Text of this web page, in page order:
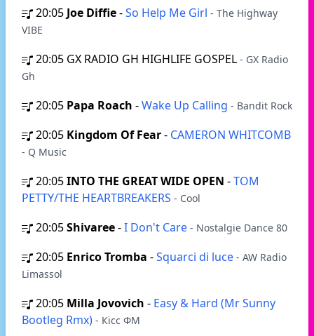
20:05 Joe Diffie-So Help Me Girl - The Highway
VIBE
20:05 GX RADIO GH HIGHLIFE GOSPEL - GX Radio
Gh
20:05 Papa Roach -Wake Up Calling - Bandit Rock
20:05 Kingdom Of Fear- CAMERON WHITCOMB
- Q Music
20:05INTO THE GREAT WIDE OPEN -TOM
PETTY/THE HEARTBREAKERS - Cool
20:05Shivaree-I Don't Care - Nostalgie Dance 80
20:05 Enrico Tromba -Squarci di luce - AW Radio
Limassol
20:05 Milla Jovovich - Easy & Hard (Mr Sunny
Bootleg Rmx) - Кісс ФМ